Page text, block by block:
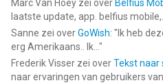
Marc Van Hoey zei over Belfius
laatste update, app. belfius mobile,...
Sanne zei overGoWish: " Ik heb
erg Amerikaans.. Ik... "
Frederik Visser zei overTekst naar
naar ervaringen van gebruikers van